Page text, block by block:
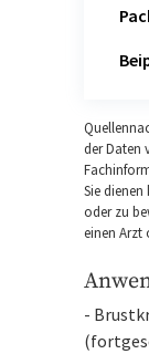
der Daten
Sie
oder zu
einen Arzt
-